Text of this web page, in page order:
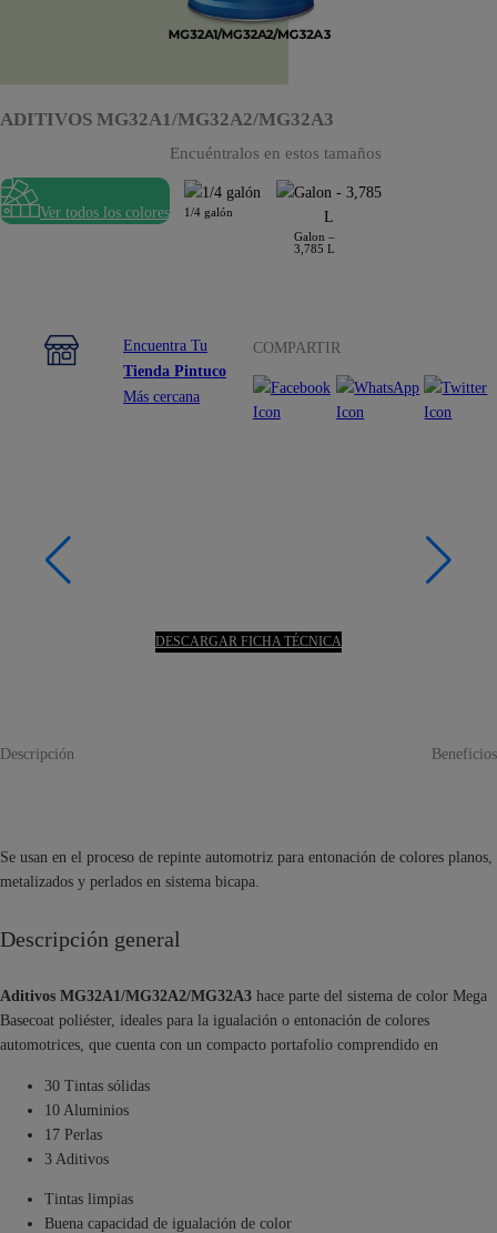
ADITIVOS MG32A1/MG32A2/MG32A3
Ver todos los colores
Encuéntralos en estos tamaños
1/4 galón
Galon –
3,785 L
Encuentra Tu
Tienda Pintuco
Más cercana
COMPARTIR
DESCARGAR FICHA TÉCNICA
Descripción Beneficios
Se usan en el proceso de repinte automotriz para entonación de colores planos,
metalizados y perlados en sistema bicapa.
Descripción general
Aditivos MG32A1/MG32A2/MG32A3 hace parte del sistema de color Mega
Basecoat poliéster, ideales para la igualación o entonación de colores
automotrices, que cuenta con un compacto portafolio comprendido en
30 Tintas sólidas
10 Aluminios
17 Perlas
3 Aditivos
Tintas limpias
Buena capacidad de igualación de color